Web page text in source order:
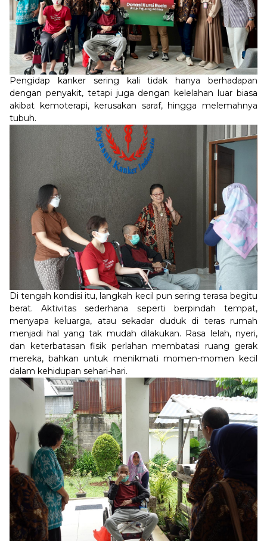
Pengidap kanker sering kali tidak hanya berhadapan
dengan penyakit, tetapi juga dengan kelelahan luar biasa
akibat kemoterapi, kerusakan saraf, hingga melemahnya
tubuh.
Di tengah kondisi itu, langkah kecil pun sering terasa begitu
berat. Aktivitas sederhana seperti berpindah tempat,
menyapa keluarga, atau sekadar duduk di teras rumah
menjadi hal yang tak mudah dilakukan. Rasa lelah, nyeri,
dan keterbatasan fisik perlahan membatasi ruang gerak
mereka, bahkan untuk menikmati momen-momen kecil
dalam kehidupan sehari-hari.